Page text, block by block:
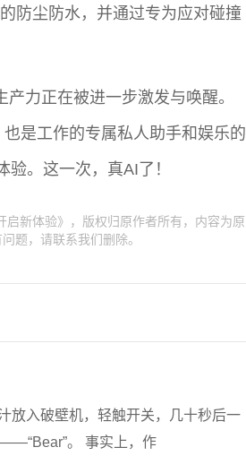
防尘防水，并通过专为应对碰撞
力正在被进一步激发与唤醒。
是工作的专属私人助手和娱乐的
。这一次，真AI了！
新体验》，版权归原作者所有，内容为原
题，请联系我们删除。
放入破壁机，轻触开关，几十秒后一
。 事实上，作